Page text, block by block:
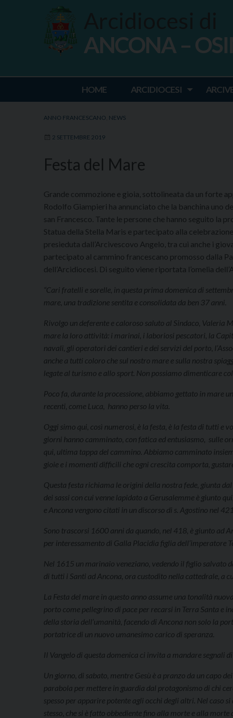
Ancona Osimo
ANCONA –
HOME ARCIDIOCESI
ANNO FRANCESCANO NEWS
2 SETTEMBRE 2019
Festa del Mare
Grande commozione e gioia, sottolineata da un forte
Rodolfo Giampieri ha annunciato che la banchina uno
san Francesco. Tante le persone che hanno seguito la
Statua della Stella Maris e partecipato alla
presieduta dall’Arcivescovo Angelo, tra cui anche i
partecipato al cammino francescano promosso dalla
dell’Arcidiocesi. Di seguito viene riportata l’omelia
“Cari fratelli e sorelle, in questa prima domenica di
mare, una tradizione sentita e consolidata da ben 37 anni.
Rivolgo un deferente e caloroso saluto al Sindaco,
mare la loro attività: i marinai, i laboriosi pescatori, la
navali, gli operatori dei cantieri e dei servizi del porto,
anche a tutti coloro che sul nostro mare e sulla nostra
legate al turismo e allo sport. Non possiamo dimenticare
Poco fa, durante la processione, abbiamo gettato in mare
recenti, come Luca, hanno perso la vita.
Oggi simo qui, così numerosi, è la festa, è la festa di tutti
giorni hanno camminato, con fatica ed entusiasmo, sulle
qui, ultima tappa del cammino. Abbiamo camminato
gioie e i momenti difficili che ogni crescita comporta,
Questa festa richiama le origini della nostra fede, giunta
dei sassi con cui venne lapidato a Gerusalemme è giunto
e Ancona vengono citati in un discorso di s. Agostino nel 421.
Sono trascorsi 1600 anni da quando, nel 418, è giunto ad
per interessamento di Galla Placidia figlia dell’imperatore
Nel 1615 un marinaio veneziano, vedendo il figlio salvato
di tutti i Santi ad Ancona, ora custodito nella cattedrale, a
La Festa del mare in questo anno assume una tonalità
porto come pellegrino di pace per recarsi in Terra Santa e
della storia dell’umanità, facendo di Ancona non solo la
portatrice di un nuovo umanesimo carico di speranza.
Il Vangelo di questa domenica ci invita a mandare segnali
Un giorno, di sabato, mentre Gesù è a pranzo da un capo
parabola per mettere in guardia dal protagonismo di chi
spesso per apparire potente agli occhi degli altri. Nel caso
stesso, che si è fatto obbediente fino alla morte e alla morte